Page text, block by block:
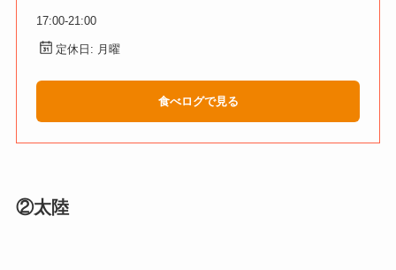
17:00-21:00
定休日: 月曜
食べログで見る
②太陸